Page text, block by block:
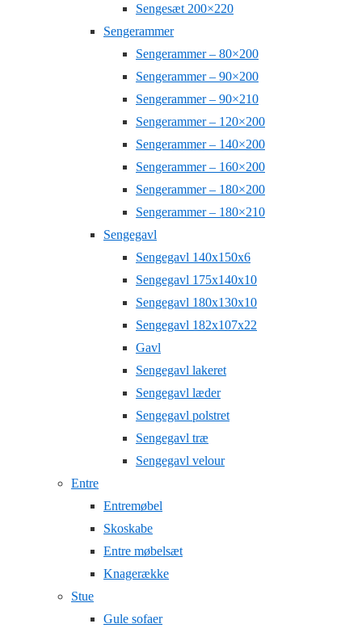
Sengesæt 200×220
Sengerammer
Sengerammer – 80×200
Sengerammer – 90×200
Sengerammer – 90×210
Sengerammer – 120×200
Sengerammer – 140×200
Sengerammer – 160×200
Sengerammer – 180×200
Sengerammer – 180×210
Sengegavl
Sengegavl 140x150x6
Sengegavl 175x140x10
Sengegavl 180x130x10
Sengegavl 182x107x22
Gavl
Sengegavl lakeret
Sengegavl læder
Sengegavl polstret
Sengegavl træ
Sengegavl velour
Entre
Entremøbel
Skoskabe
Entre møbelsæt
Knagerække
Stue
Gule sofaer